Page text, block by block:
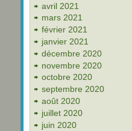
avril 2021
mars 2021
février 2021
janvier 2021
décembre 2020
novembre 2020
octobre 2020
septembre 2020
août 2020
juillet 2020
juin 2020